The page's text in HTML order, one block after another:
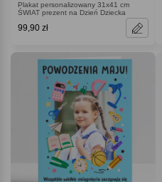
Plakat personalizowany 31x41 cm
ŚWIAT prezent na Dzień Dziecka
99,90 zł